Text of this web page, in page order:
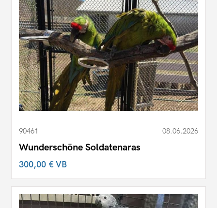
90461 08.06.2026
Wunderschöne Soldatenaras
300,00 €VB